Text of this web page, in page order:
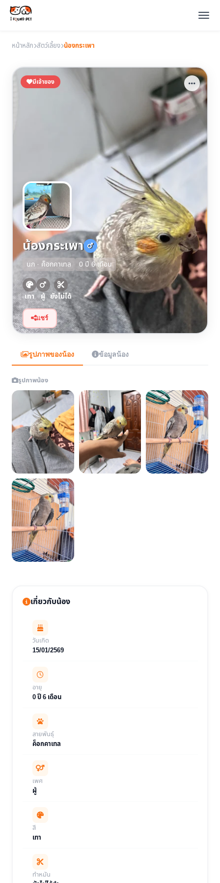
หน้าหลัก สัตว์เลี้ยง น้องกระเพา
มีเจ้าของ
น้องกระเพา
นก · ค็อกคาเทล 0 ปี 6 เดือน
เทา ผู้ ยังไม่ได้
แชร์
รูปภาพของน้อง ข้อมูลน้อง
รูปภาพน้อง
เกี่ยวกับน้อง
วันเกิด
15/01/2569
อายุ
0 ปี 6 เดือน
สายพันธุ์
ค็อกคาเทล
เพศ
ผู้
สี
เทา
ทำหมัน